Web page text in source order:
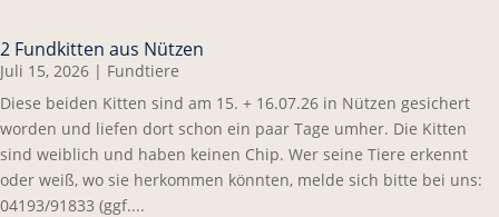
2 Fundkitten aus Nützen
Juli 15, 2026 | Fundtiere
Diese beiden Kitten sind am 15. + 16.07.26 in Nützen gesichert
worden und liefen dort schon ein paar Tage umher. Die Kitten
sind weiblich und haben keinen Chip. Wer seine Tiere erkennt
oder weiß, wo sie herkommen könnten, melde sich bitte bei uns:
04193/91833 (ggf....